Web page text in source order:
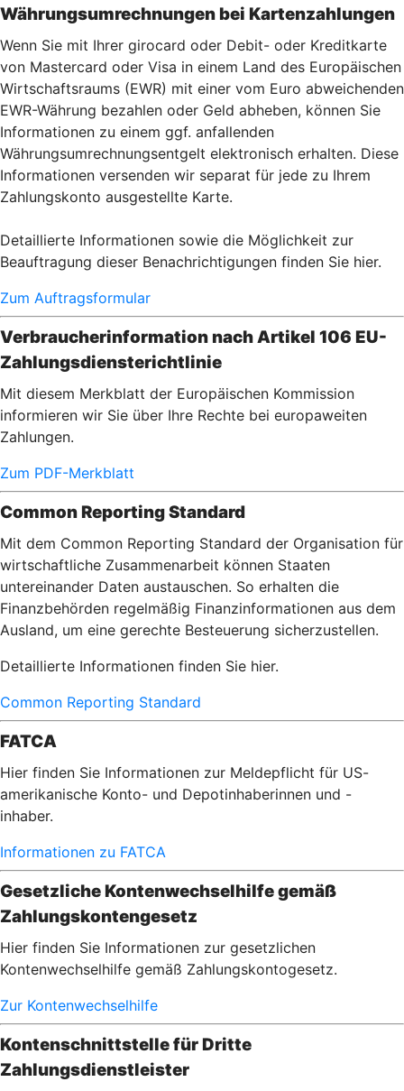
Währungsumrechnungen bei Kartenzahlungen
Wenn Sie mit Ihrer girocard oder Debit- oder Kreditkarte
von Mastercard oder Visa in einem Land des Europäischen
Wirtschaftsraums (EWR) mit einer vom Euro abweichenden
EWR-Währung bezahlen oder Geld abheben, können Sie
Informationen zu einem ggf. anfallenden
Währungsumrechnungsentgelt elektronisch erhalten. Diese
Informationen versenden wir separat für jede zu Ihrem
Zahlungskonto ausgestellte Karte.
Detaillierte Informationen sowie die Möglichkeit zur
Beauftragung dieser Benachrichtigungen finden Sie hier.
Zum Auftragsformular
Verbraucherinformation nach Artikel 106 EU-
Zahlungsdiensterichtlinie
Mit diesem Merkblatt der Europäischen Kommission
informieren wir Sie über Ihre Rechte bei europaweiten
Zahlungen.
Zum PDF-Merkblatt
Common Reporting Standard
Mit dem Common Reporting Standard der Organisation für
wirtschaftliche Zusammenarbeit können Staaten
untereinander Daten austauschen. So erhalten die
Finanzbehörden regelmäßig Finanzinformationen aus dem
Ausland, um eine gerechte Besteuerung sicherzustellen.
Detaillierte Informationen finden Sie hier.
Common Reporting Standard
FATCA
Hier finden Sie Informationen zur Meldepflicht für US-
amerikanische Konto- und Depotinhaberinnen und -
inhaber.
Informationen zu FATCA
Gesetzliche Kontenwechselhilfe gemäß
Zahlungskontengesetz
Hier finden Sie Informationen zur gesetzlichen
Kontenwechselhilfe gemäß Zahlungskontogesetz.
Zur Kontenwechselhilfe
Kontenschnittstelle für Dritte
Zahlungsdienstleister